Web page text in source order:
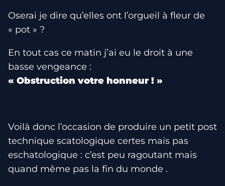
Oserai je dire qu’elles ont l’orgueil à fleur de
« pot » ?
En tout cas ce matin j’ai eu le droit à une
basse vengeance :
« Obstruction votre honneur ! »
Voilà donc l’occasion de produire un petit post
technique scatologique certes mais pas
eschatologique : c’est peu ragoutant mais
quand même pas la fin du monde .